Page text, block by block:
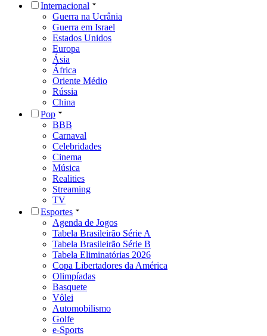
Internacional
Guerra na Ucrânia
Guerra em Israel
Estados Unidos
Europa
Ásia
África
Oriente Médio
Rússia
China
Pop
BBB
Carnaval
Celebridades
Cinema
Música
Realities
Streaming
TV
Esportes
Agenda de Jogos
Tabela Brasileirão Série A
Tabela Brasileirão Série B
Tabela Eliminatórias 2026
Copa Libertadores da América
Olimpíadas
Basquete
Vôlei
Automobilismo
Golfe
e-Sports